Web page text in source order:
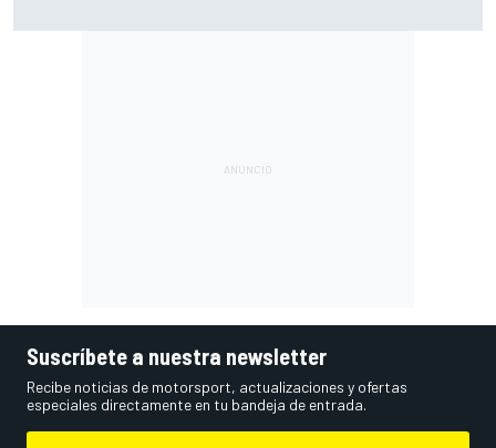
Suscríbete a nuestra newsletter
Recibe noticias de motorsport, actualizaciones y ofertas
especiales directamente en tu bandeja de entrada.